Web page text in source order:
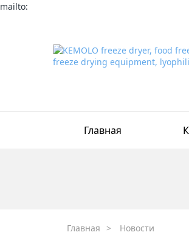
mailto:
Главная
Главная > Новости